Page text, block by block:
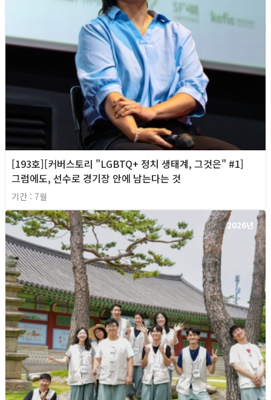
[193호][커버스토리 "LGBTQ+ 정치 생태계, 그것은" #1]
그럼에도, 선수로 경기장 안에 남는다는 것
기간 : 7월
2026년